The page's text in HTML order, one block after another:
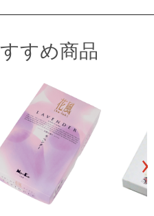
すめ商品
›